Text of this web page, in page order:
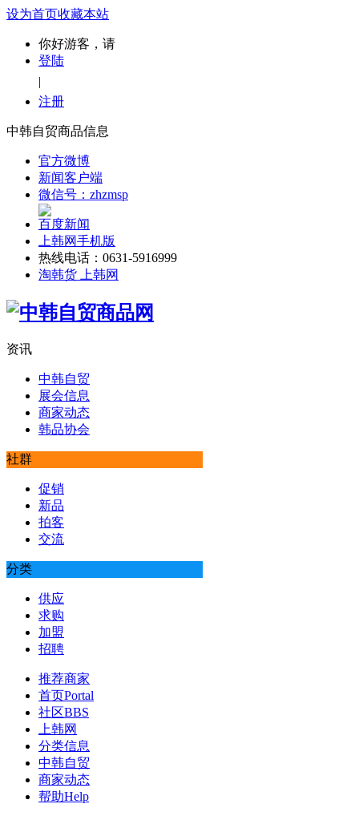
设为首页收藏本站
你好游客，请
登陆
|
注册
中韩自贸商品信息
官方微博
新闻客户端
微信号：zhzmsp
百度新闻
上韩网手机版
热线电话：0631-5916999
淘韩货 上韩网
资讯
中韩自贸
展会信息
商家动态
韩品协会
社群
促销
新品
拍客
交流
分类
供应
求购
加盟
招聘
推荐商家
首页Portal
社区BBS
上韩网
分类信息
中韩自贸
商家动态
帮助Help